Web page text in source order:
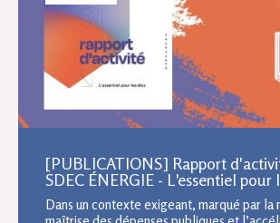
[PUBLICATIONS] Rapport
SDEC ÉNERGIE - L'essentiel pour
Dans un contexte exigeant, marqué par la